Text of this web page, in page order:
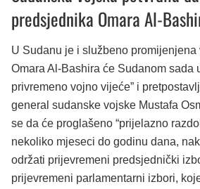
predsjednika Omara Al-
U Sudanu je i službeno promijenjena
Omara Al-Bashira će Sudanom sada
privremeno vojno vijeće” i
general sudanske vojske Mustafa
se da će proglašeno “prijelazno
nekoliko mjeseci do godinu dana,
održati prijevremeni predsjednički
prijevremeni parlamentarni izbori,